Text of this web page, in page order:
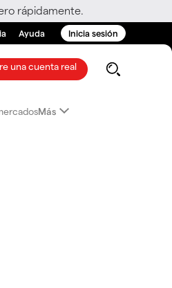
rápidamente.
Ayuda Inicia sesión
una cuenta real
Más